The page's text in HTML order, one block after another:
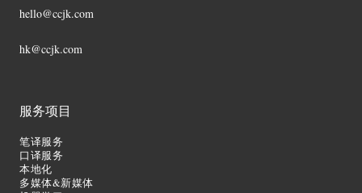
hello@ccjk.com
hk@ccjk.com
服务项目
笔译服务
口译服务
本地化
多媒体&新媒体